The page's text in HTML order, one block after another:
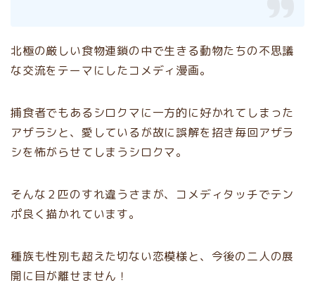
北極の厳しい食物連鎖の中で生きる動物たちの不思議
な交流をテーマにしたコメディ漫画。
捕食者でもあるシロクマに一方的に好かれてしまった
アザラシと、愛しているが故に誤解を招き毎回アザラ
シを怖がらせてしまうシロクマ。
そんな２匹のすれ違うさまが、コメディタッチでテン
ポ良く描かれています。
種族も性別も超えた切ない恋模様と、今後の二人の展
開に目が離せません！